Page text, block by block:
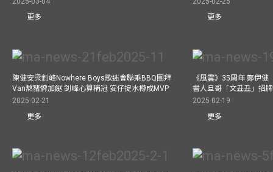
更多
更多
陳健安梁釗峰Nowhere Boys歌迷會聯乘BBQ團拜
Van熬豬髀加餸 釗峰心算稱冠 安仔掟水樽成MVP
2025-02-21
更多
《風雲》35周年 鄭伊
書人旦哥「文丑丑」招
2025-02-19
更多